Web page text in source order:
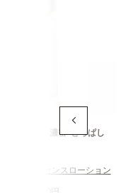
を届ける、濃密"とろぱし
ユー エッセンスローション